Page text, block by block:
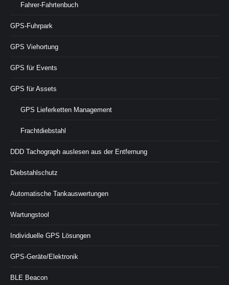
Fahrer-Fahrtenbuch
GPS-Fuhrpark
GPS Viehortung
GPS für Events
GPS für Assets
GPS Lieferketten Management
Frachtdiebstahl
DDD Tachograph auslesen aus der Entfernung
Diebstahlschutz
Automatische Tankauswertungen
Wartungstool
Individuelle GPS Lösungen
GPS-Geräte/Elektronik
BLE Beacon